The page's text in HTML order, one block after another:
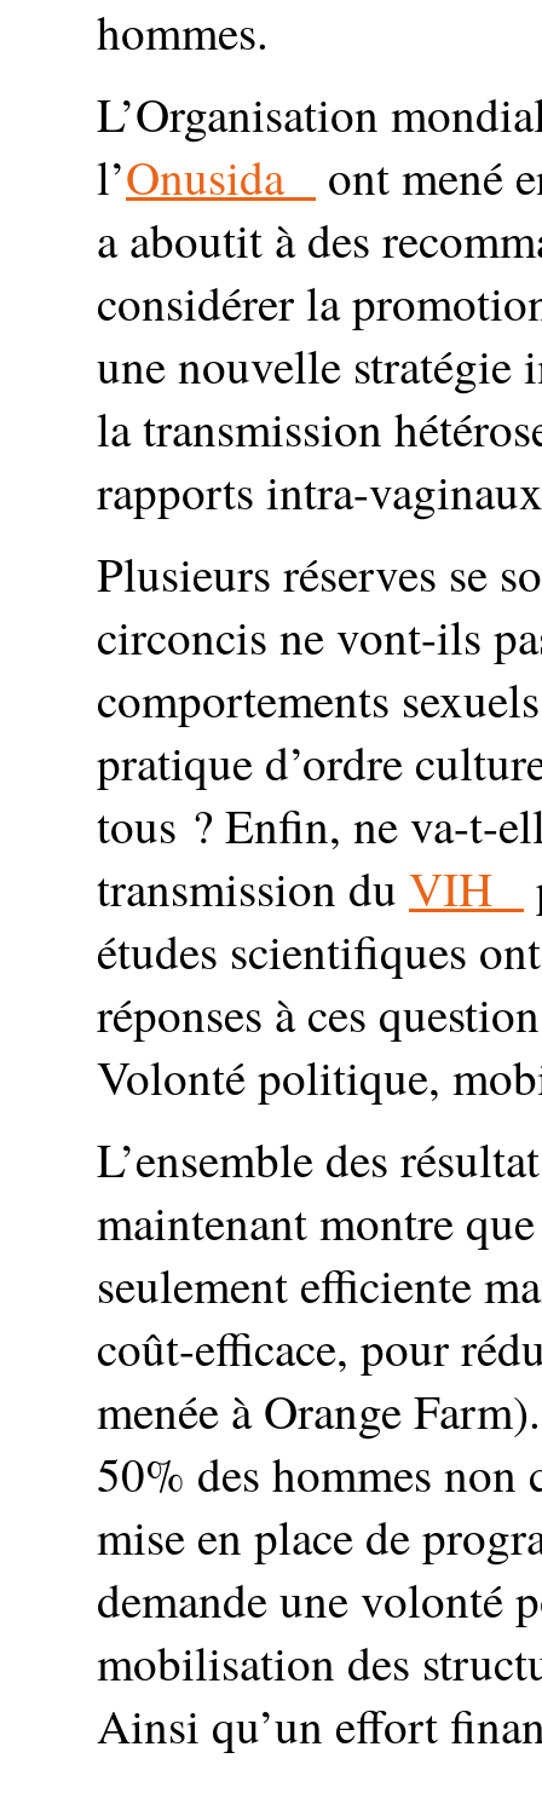
hommes.
L’Organisation
l’Onusida
ont mené
a aboutit à des
considérer la
une nouvelle stratégie
la transmission
rapports intra-
Plusieurs réserves se
circoncis ne vont-ils
comportements
pratique d’ordre
tous ? Enfin, ne va-t-
transmission du VIH
études scientifiques
réponses à ces
Volonté politique,
L’ensemble des
maintenant montre
seulement efficiente
coût-efficace, pour
menée à Orange
50% des hommes non
mise en place de
demande une volonté
mobilisation des
Ainsi qu’un effort